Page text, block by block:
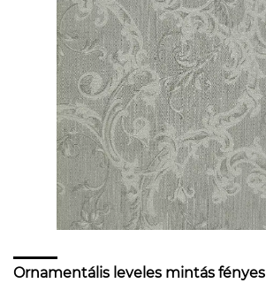
Ornamentális leveles mintás fényes